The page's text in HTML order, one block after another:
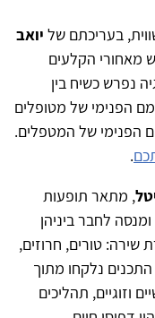
בעריכתם של יואב
הקלעים
נפרש כשיח בין
הפנימי של מטופלים
הפנימי של המטפלים.
.
, מתאר תופעות
ומנסה לחבר ביניהן
שירה: טורים, חרוזים,
נלקחו מתוך
וזוגיים, תהליכים